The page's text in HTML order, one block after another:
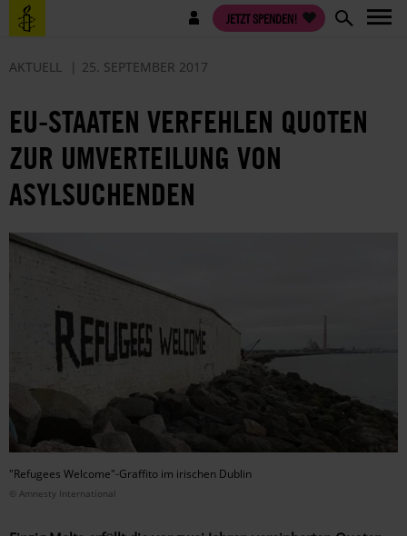
Direkt
zum
Benutzermenü JETZT SPENDEN!
AKTUELL 25. SEPTEMBER 2017
EU-STAATEN VERFEHLEN QUOTEN
ZUR UMVERTEILUNG VON
ASYLSUCHENDEN
"Refugees Welcome"-Graffito im irischen Dublin
© Amnesty International